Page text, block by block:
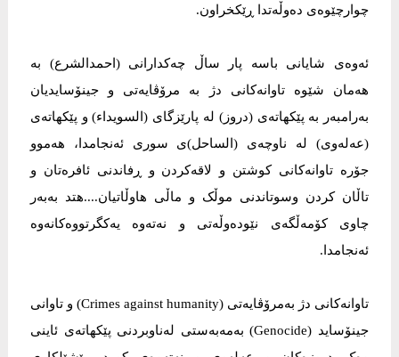
چوارچێوەی دەوڵەتدا ڕێکخراون.
ئەوەی شایانی باسە پار ساڵ چەکدارانی (احمدالشرع) بە
هەمان شێوە تاوانەکانی دژ بە مرۆڤایەتی و جینۆسایدیان
بەرامبەر بە پێکهاتەی (دروز) لە پارێزگای (السویداء) و پێکهاتەی
(عەلەوی) لە ناوچەی (الساحل)ی سوری ئەنجامدا، هەموو
جۆرە تاوانەکانی کوشتن و لاقەکردن و ڕفاندنی ئافرەتان و
تاڵان کردن وسوتاندنی موڵک و ماڵی هاوڵاتیان....هتد بەبەر
چاوی کۆمەڵگەی نێودەوڵەتی و نەتەوە یەکگرتووەکانەوە
ئەنجامدا.
تاوانەکانی دژ بەمرۆڤایەتی (Crimes against humanity) و تاوانی
جینۆساید (Genocide) بەمەبەستی لەناوبردنی پێکهاتەی ئاینی